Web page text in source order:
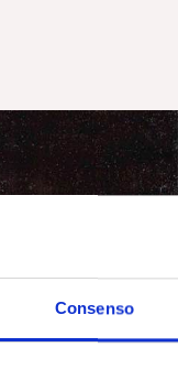
Consenso